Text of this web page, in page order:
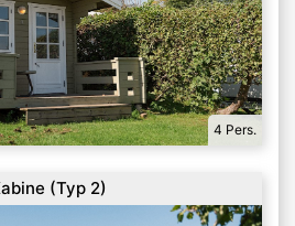
4 Pers.
(Typ 2)